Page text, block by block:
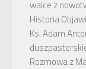
walce z
Historia
Ks. Adam
Rozmowa z